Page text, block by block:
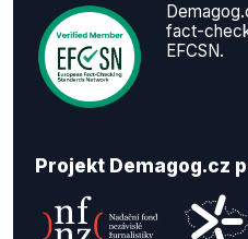
fact-
EFCSN.
Projekt Demagog.cz